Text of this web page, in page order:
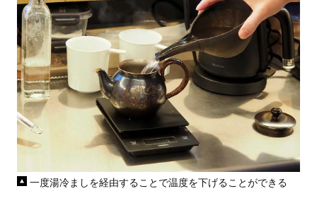
一度湯冷ましを経由することで温度を下げることができる